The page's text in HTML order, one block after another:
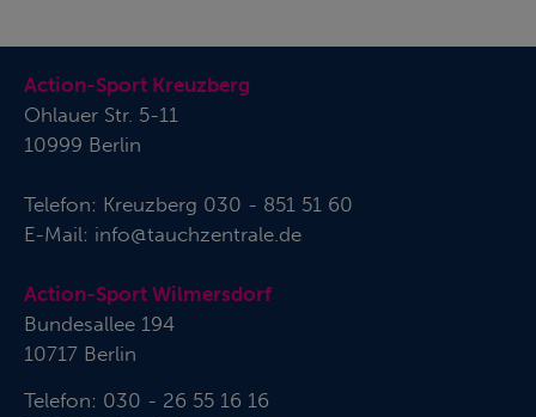
Action-Sport Kreuzberg
Ohlauer Str. 5-11
10999 Berlin
Telefon: Kreuzberg 030 - 851 51 60
E-Mail: info@tauchzentrale.de
Action-Sport Wilmersdorf
Bundesallee 194
10717 Berlin
Telefon: 030 - 26 55 16 16